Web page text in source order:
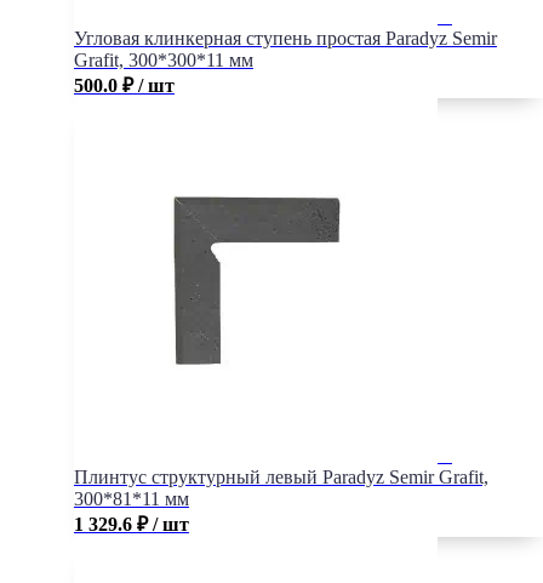
Угловая клинкерная ступень простая Paradyz Semir
Grafit, 300*300*11 мм
500.0 ₽ / шт
Плинтус структурный левый Paradyz Semir Grafit,
300*81*11 мм
1 329.6 ₽ / шт